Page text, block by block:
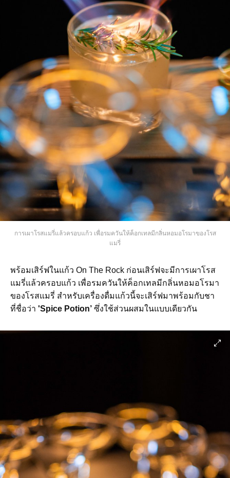
การเผาโรสแมรี่แล้วครอบแก้ว เพื่อรมควันให้ค็อกเทลมีกลิ่นหอมอโรมาของโรส
แมรี่
พร้อมเสิร์ฟในแก้ว On The Rock ก่อนเสิร์ฟจะมีการเผาโรส
แมรี่แล้วครอบแก้ว เพื่อรมควันให้ค็อกเทลมีกลิ่นหอมอโรมา
ของโรสแมรี่ สำหรับเครื่องดื่มแก้วนี้จะเสิร์ฟมาพร้อมกับชา
ที่ชื่อว่า 'Spice Potion’ ซึ่งใช้ส่วนผสมในแบบเดียวกัน